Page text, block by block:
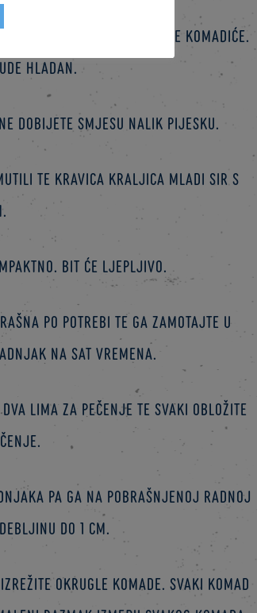
i maslac iskidan na tanke komadiće.
hladan.
dobijete smjesu nalik pijesku.
te Kravica Kraljica mladi sir s
Bit će ljepljivo.
po potrebi te ga zamotajte u
na sat vremena.
lima za pečenje te svaki obložite
pa ga na pobrašnjenoj radnoj
do 1 cm.
okrugle komade. Svaki komad